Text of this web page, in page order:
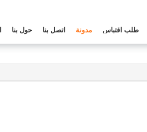
حول بنا اتصل بنا مدونة طلب اقتباس